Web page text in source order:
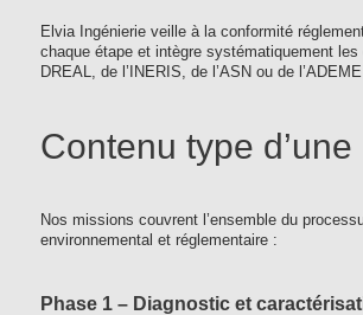
Elvia Ingénierie veille à la conformité
chaque étape et intègre systématiquement les
DREAL, de l’INERIS, de l’ASN ou de
Contenu type
Nos missions couvrent l’ensemble du
environnemental et réglementaire :
Phase 1 – Diagnostic et